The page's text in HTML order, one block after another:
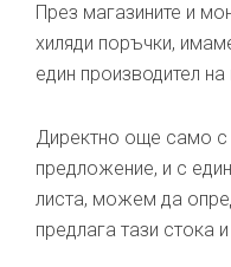
През магазините и
хиляди поръчки,
един производител на
Директно още само с
предложение, и с
листа, можем да
предлага тази стока